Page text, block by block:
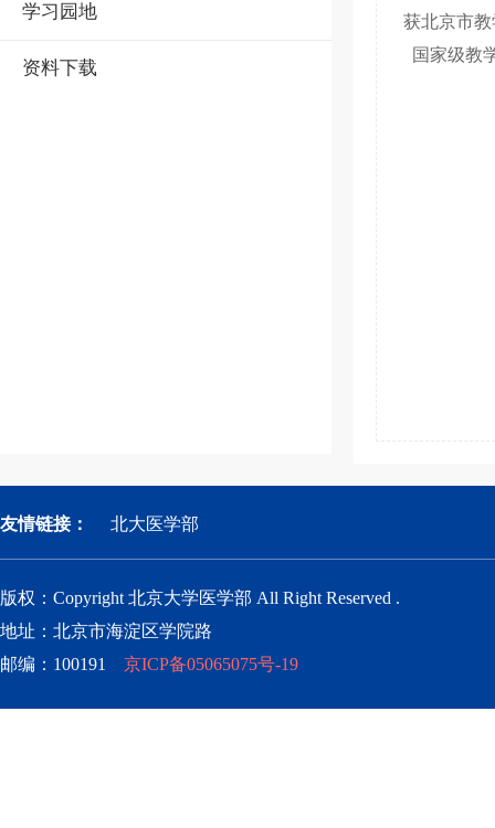
学习园地
资料下载
获北京市
国家级教
友情链接： 北大医学部
版权：Copyright 北京大学医学部 All Right Reserved .
地址：北京市海淀区学院路
邮编：100191
京ICP备05065075号-19